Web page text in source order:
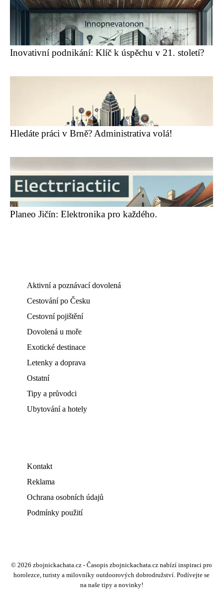
Inovativní podnikání: Klíč k úspěchu v 21. století?
Hledáte práci v Brně? Administrativa volá!
Planeo Jičín: Elektronika pro každého.
Aktivní a poznávací dovolená
Cestování po Česku
Cestovní pojištění
Dovolená u moře
Exotické destinace
Letenky a doprava
Ostatní
Tipy a průvodci
Ubytování a hotely
Kontakt
Reklama
Ochrana osobních údajů
Podmínky použití
© 2026 zbojnickachata.cz - Časopis zbojnickachata.cz nabízí inspiraci pro
horolezce, turisty a milovníky outdoorových dobrodružství. Podívejte se
na naše tipy a novinky!